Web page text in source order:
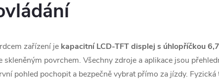
zařízení je kapacitní LCD-TFT displej s úhlopříčkou
skleněným povrchem. Všechny zdroje a aplikace jsou
pohled pochopit a bezpečně vybrat přímo za jízdy.